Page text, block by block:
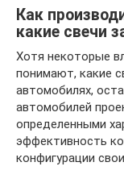
Как
какие свечи
Хотя некоторые
понимают, какие
автомобилях,
автомобилей
определенными
эффективность
конфигурации